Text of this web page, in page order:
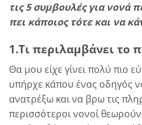
τις 5 συμβουλές για νονά
πει κάποιος τότε και να
1.Τι περιλαμβάνει το
Θα μου είχε γίνει πολύ πιο
υπήρχε κάπου ένας οδηγός
ανατρέξω και να βρω τις
περισσότεροι νονοί